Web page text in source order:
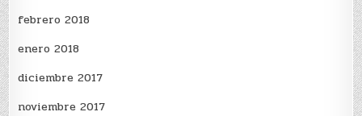
febrero 2018
enero 2018
diciembre 2017
noviembre 2017